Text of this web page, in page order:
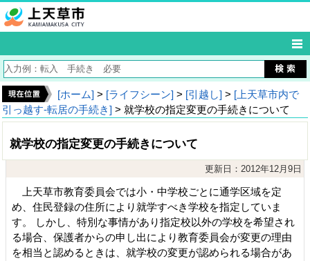
[ホーム] > [ライフシーン] > [引越し] > [上天草市内で
引っ越す‐転居の手続き] > 就学校の指定変更の手続きについて
就学校の指定変更の手続きについて
更新日：2012年12月9日
上天草市教育委員会では小・中学校ごとに通学区域を定
め、住民登録の住所により就学すべき学校を指定していま
す。 しかし、特別な事情があり指定校以外の学校を希望され
る場合、保護者からの申し出により教育委員会が変更の理由
を相当と認めるときは、就学校の変更が認められる場合があ